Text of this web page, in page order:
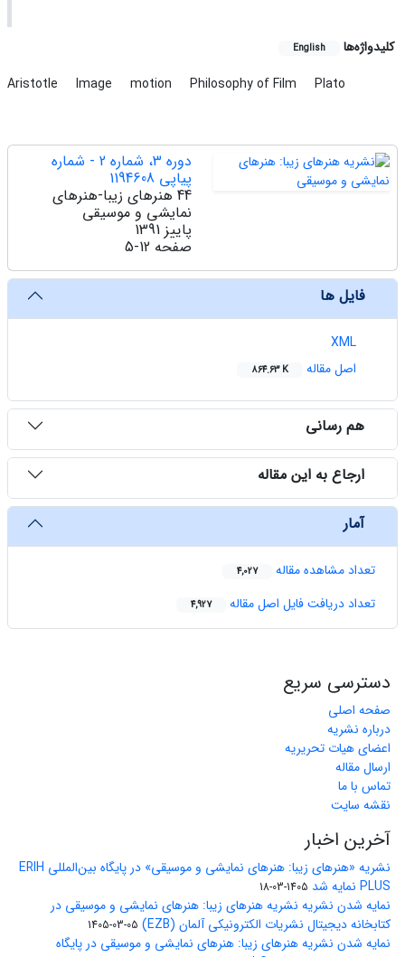
کلیدواژه‌ها English
Aristotle Image motion Philosophy of Film Plato
دوره 3، شماره 2 - شماره
پیاپی 1194608
44 هنرهای زیبا-هنرهای
نمایشی و موسیقی
پاییز 1391
صفحه 5-12
فایل ها
XML
اصل مقاله
864.63 K
هم رسانی
ارجاع به این مقاله
آمار
تعداد مشاهده مقاله 4,027
تعداد دریافت فایل اصل مقاله 4,927
دسترسی سریع
صفحه اصلی
درباره نشریه
اعضای هیات تحریریه
ارسال مقاله
تماس با ما
نقشه سایت
آخرین اخبار
نشریه «هنرهای زیبا: هنرهای نمایشی و موسیقی» در پایگاه بین‌المللی ERIH
PLUS نمایه شد
1405-03-18
نمایه شدن نشریه نشریه هنرهای زیبا: هنرهای نمایشی و موسیقی در
کتابخانه دیجیتال نشریات الکترونیکی آلمان (EZB)
1405-03-05
نمایه شدن نشریه هنرهای زیبا: هنرهای نمایشی و موسیقی در پایگاه